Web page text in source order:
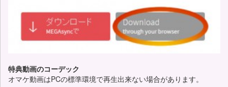
特典動画のコーデック
オマケ動画はPCの標準環境で再生出来ない場合があります。